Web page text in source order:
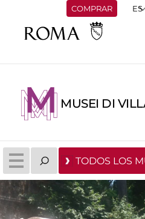
COMPRAR
MUSEI DI
TODOS LOS